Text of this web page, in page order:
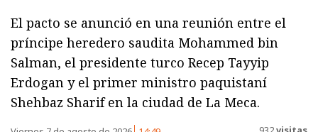
El pacto se anunció en una reunión entre el
príncipe heredero saudita Mohammed bin
Salman, el presidente turco Recep Tayyip
Erdogan y el primer ministro paquistaní
Shehbaz Sharif en la ciudad de La Meca.